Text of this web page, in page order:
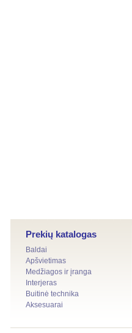
Prekių katalogas
Baldai
Apšvietimas
Medžiagos ir įranga
Interjeras
Buitinė technika
Aksesuarai